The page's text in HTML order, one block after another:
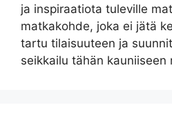
ja inspiraatiota tuleville
matkakohde, joka ei jätä
tartu tilaisuuteen ja
seikkailu tähän kauniiseen